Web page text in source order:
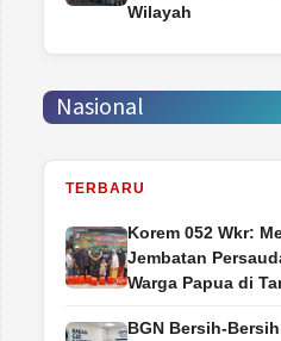
Wilayah
Nasional
TERBARU
Korem 052 Wkr:
Jembatan
Warga Papua di
BGN Bersih-